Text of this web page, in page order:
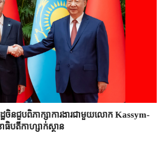
ចិន​ជួបពិភាក្សា​ការងារជាមួយ​លោក Kassym-
ធិបតី​កាហ្សាក់ស្ថាន​